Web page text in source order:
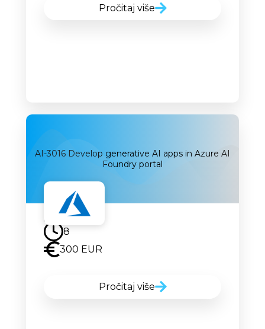
Pročitaj više
AI-3016 Develop generative AI apps in Azure AI
Foundry portal
Uskoro
8
300 EUR
Pročitaj više